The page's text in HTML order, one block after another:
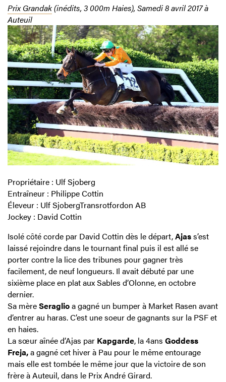
Prix Grandak(inédits, 3 000m Haies), Samedi 8 avril 2017 à
Auteuil
Propriétaire : Ulf Sjoberg
Entraîneur : Philippe Cottin
Éleveur : Ulf SjobergTransrotfordon AB
Jockey : David Cottin
Isolé côté corde par David Cottin dès le départ,Ajass’est
laissé rejoindre dans le tournant final puis il est allé se
porter contre la lice des tribunes pour gagner très
facilement, de neuf longueurs. Il avait débuté par une
sixième place en plat aux Sables d’Olonne, en octobre
dernier.
Sa mèreSeraglioa gagné un bumper à Market Rasen avant
d’entrer au haras. C’est une soeur de gagnants sur la PSF et
en haies.
La sœur aînée d’Ajas par Kapgarde, la 4ans Goddess
Freja,a gagné cet hiver à Pau pour le même entourage
mais elle est tombée le même jour que la victoire de son
frère à Auteuil, dans le Prix André Girard.